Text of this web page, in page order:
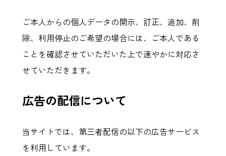
ご本人からの個人データの開示、訂正、追加、削
除、利用停止のご希望の場合には、ご本人である
ことを確認させていただいた上で速やかに対応さ
せていただきます。
広告の配信について
当サイトでは、第三者配信の以下の広告サービス
を利用しています。